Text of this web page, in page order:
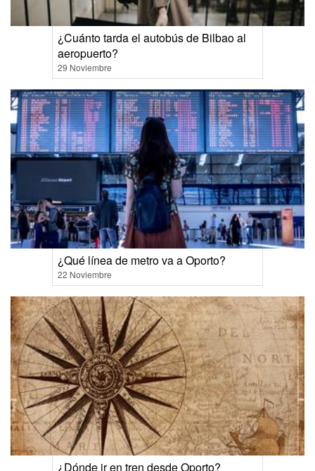
¿Cuánto tarda el autobús de Bilbao al
aeropuerto?
29 Noviembre
¿Qué línea de metro va a Oporto?
22 Noviembre
¿Dónde ir en tren desde Oporto?